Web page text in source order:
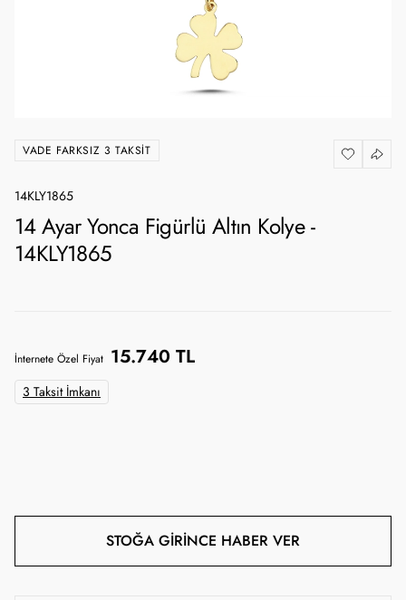
VADE FARKSIZ 3 TAKSIT
14KLY1865
14 Ayar Yonca Figürlü Altın Kolye -
14KLY1865
İnternete Özel Fiyat 15.740 TL
3 Taksit İmkanı
STOĞA GIRINCE HABER VER